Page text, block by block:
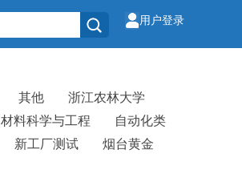
用户登录
其他
浙江农林大学
材料科学与工程
自动化类
新工厂测试
烟台黄金